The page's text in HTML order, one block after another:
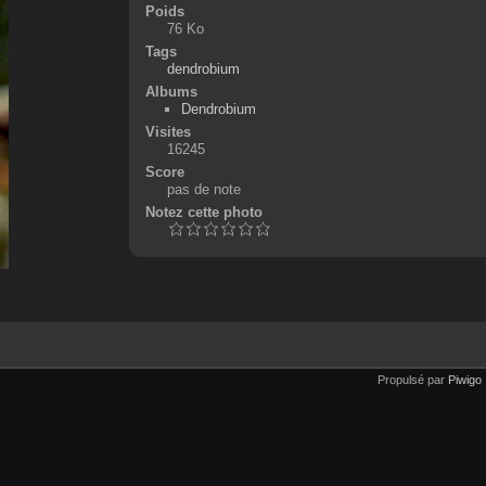
Poids
76 Ko
Tags
dendrobium
Albums
Dendrobium
Visites
16245
Score
pas de note
Notez cette photo
Propulsé par Piwigo